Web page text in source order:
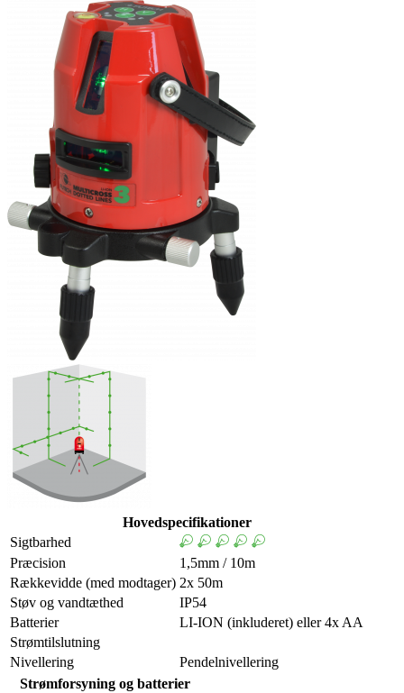
Hovedspecifikationer
Sigtbarhed
Præcision
1,5mm / 10m
Rækkevidde (med modtager) 2x 50m
Støv og vandtæthed
IP54
Batterier
LI-ION (inkluderet) eller 4x AA
Strømtilslutning
Nivellering
Pendelnivellering
Strømforsyning og batterier